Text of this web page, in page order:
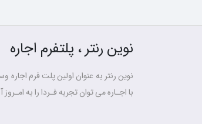
نوین رنتر ، پلتفرم اجاره
نوین رنتر به عنوان اولین پلت فرم اجاره
با اجـاره می توان تجربه فـردا را به